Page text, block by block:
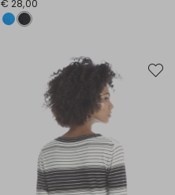
€ 28,00